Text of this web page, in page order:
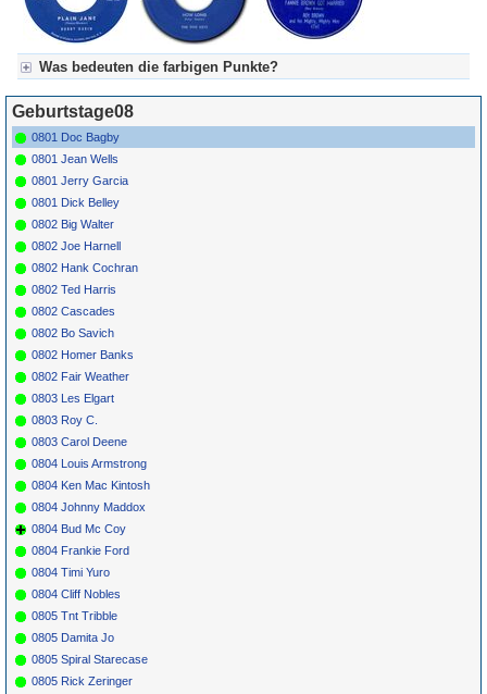
Was bedeuten die farbigen Punkte?
Für Axel's Tageskalender:
Grün = Kurzgeschichte
Grün! = fachlich bestimmt spannend, nicht verpassen!
Grün+ = Stundenbeitrag
Gelb = Kurzgeschichten oder Stundensendungen in Arbeit
Blau = Beschreibungstext (beschreibender Text)
Geburtstage08
0801 Doc Bagby
0801 Jean Wells
0801 Jerry Garcia
0801 Dick Belley
0802 Big Walter
0802 Joe Harnell
0802 Hank Cochran
0802 Ted Harris
0802 Cascades
0802 Bo Savich
0802 Homer Banks
0802 Fair Weather
0803 Les Elgart
0803 Roy C.
0803 Carol Deene
0804 Louis Armstrong
0804 Ken Mac Kintosh
0804 Johnny Maddox
0804 Bud Mc Coy
0804 Frankie Ford
0804 Timi Yuro
0804 Cliff Nobles
0805 Tnt Tribble
0805 Damita Jo
0805 Spiral Starecase
0805 Rick Zeringer